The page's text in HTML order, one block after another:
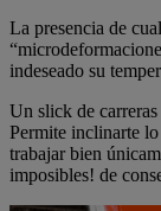
La presencia de
indeseado su
Un slick de
Permite inclinarte lo
trabajar bien
imposibles! de